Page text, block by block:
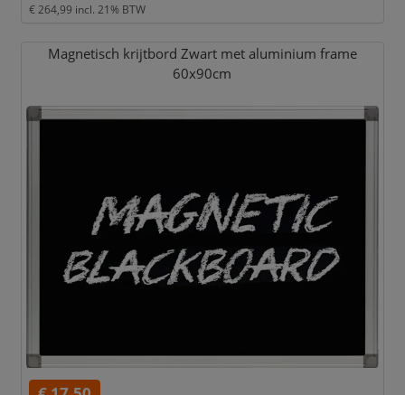
€ 264,99 incl. 21% BTW
Magnetisch krijtbord Zwart met aluminium frame
60x90cm